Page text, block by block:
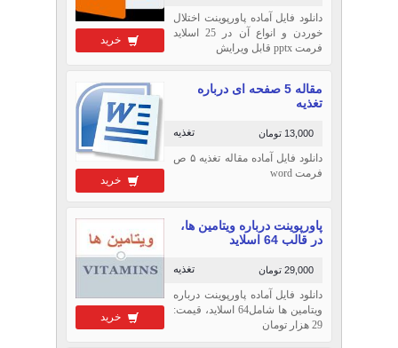
خرید
دانلود فایل آماده پاورپوینت اختلال
خوردن و انواع آن در 25 اسلاید
فرمت pptx قابل ویرایش
خرید
مقاله 5 صفحه ای درباره
تغذیه
تغذیه 13,000 تومان
دانلود فایل آماده مقاله تغذیه ۵ ص
فرمت word
خرید
پاورپوینت درباره ویتامین ها،
در قالب 64 اسلاید
تغذیه 29,000 تومان
دانلود فایل آماده پاورپوینت درباره
ویتامین ها شامل64 اسلاید، قیمت:
29 هزار تومان